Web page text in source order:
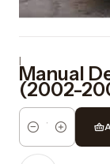
|
Manual
(2002-
Cantidad